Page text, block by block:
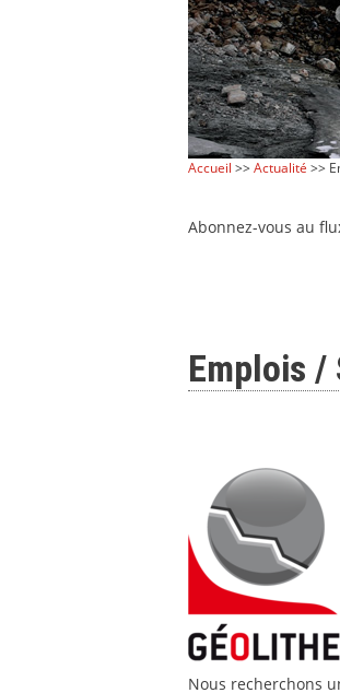
Accueil >>Actualité >>
Abonnez-vous au
Emplois /
Nous recherchons